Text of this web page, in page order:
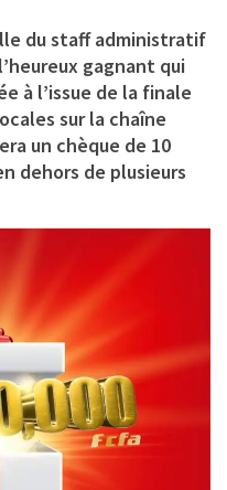
du staff administratif
gagnant qui
à l’issue de la finale
sur la chaîne
un chèque de 10
dehors de plusieurs